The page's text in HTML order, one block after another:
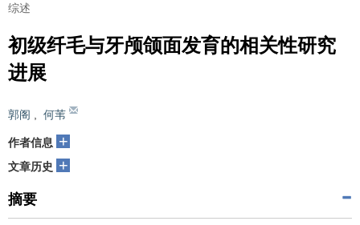
综述
初级纤毛与牙颅颌面发育的相关性研究
进展
郭阁 何苇
作者信息 +
文章历史 +
摘要